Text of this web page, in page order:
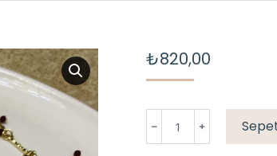
₺820,00
MARKA